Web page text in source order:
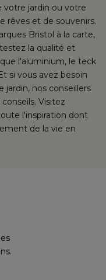
jardin ou votre
rêves et de souvenirs.
Bristol à la carte,
la qualité et
l'aluminium, le teck
si vous avez besoin
nos conseillers
Visitez
l'inspiration dont
de la vie en